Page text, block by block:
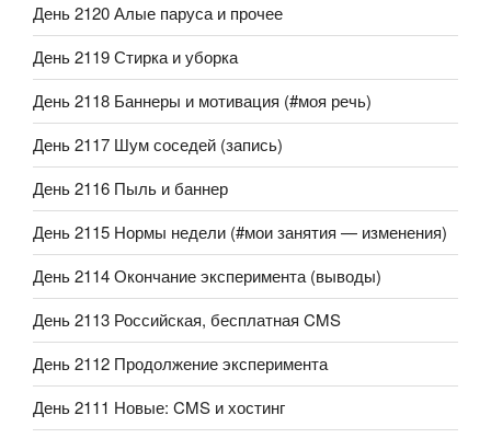
День 2120 Алые паруса и прочее
День 2119 Стирка и уборка
День 2118 Баннеры и мотивация (#моя речь)
День 2117 Шум соседей (запись)
День 2116 Пыль и баннер
День 2115 Нормы недели (#мои занятия — изменения)
День 2114 Окончание эксперимента (выводы)
День 2113 Российская, бесплатная CMS
День 2112 Продолжение эксперимента
День 2111 Новые: CMS и хостинг